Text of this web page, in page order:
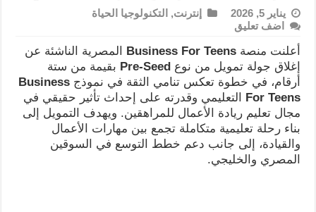
يناير 5, 2026 إنترنت, التكنولوجيا الحياة
اضف تعليق
أعلنت منصة Business For Teensالمصرية الناشئة عن
إغلاق جولة تمويل من نوع Pre-Seedبقيمة من ستة
أرقام، في خطوة تعكس تنامي الثقة في نموذج Business
For Teensالتعليمي وقدرته على إحداث تأثير حقيقي في
مجال تعليم ريادة الأعمال للمراهقين. ويهدف التمويل إلى
بناء رحلة تعليمية متكاملة تجمع بين مهارات الأعمال
والقيادة، إلى جانب دعم خطط التوسع في السوقين
المصري والخليجي.